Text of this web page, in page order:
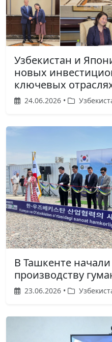
Узбекистан и
новых
ключевых
24.06.2026 •
В Ташкенте
производству
23.06.2026 •